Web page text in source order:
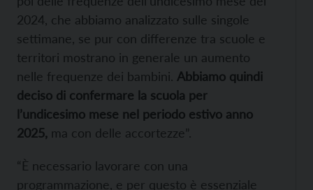
2024, che abbiamo analizzato sulle singole
settimane, se pur con differenze tra scuole e
territori mostrano in generale un aumento
nelle frequenze dei bambini. Abbiamo quindi
deciso di confermare la scuola per
l’undicesimo mese nel periodo estivo anno
2025, ma con delle accortezze”.
“È necessario lavorare con una
programmazione, e per questo è essenziale